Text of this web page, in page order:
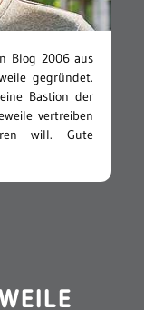
Blog 2006 aus
gegründet.
Bastion der
vertreiben
will. Gute